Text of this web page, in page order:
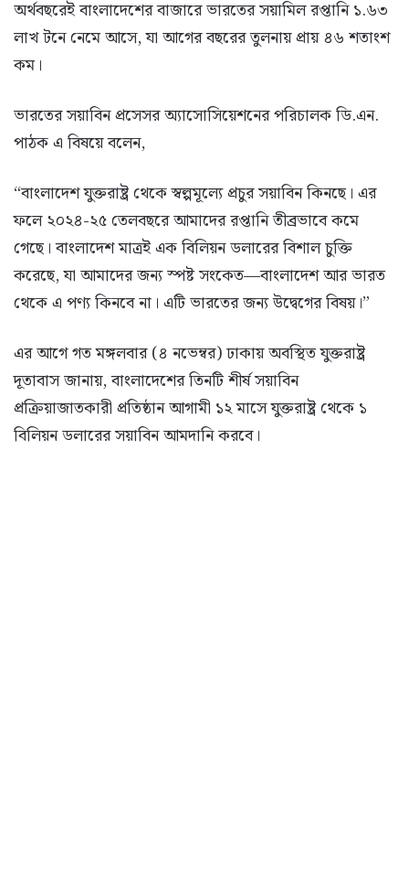
অর্থবছরেই বাংলাদেশের বাজারে ভারতের সয়ামিল রপ্তানি ১.৬৩
লাখ টনে নেমে আসে, যা আগের বছরের তুলনায় প্রায় ৪৬ শতাংশ
কম।
ভারতের সয়াবিন প্রসেসর অ্যাসোসিয়েশনের পরিচালক ডি.এন.
পাঠক এ বিষয়ে বলেন,
“বাংলাদেশ যুক্তরাষ্ট্র থেকে স্বল্পমূল্যে প্রচুর সয়াবিন কিনছে। এর
ফলে ২০২৪-২৫ তেলবছরে আমাদের রপ্তানি তীব্রভাবে কমে
গেছে। বাংলাদেশ মাত্রই এক বিলিয়ন ডলারের বিশাল চুক্তি
করেছে, যা আমাদের জন্য স্পষ্ট সংকেত—বাংলাদেশ আর ভারত
থেকে এ পণ্য কিনবে না। এটি ভারতের জন্য উদ্বেগের বিষয়।”
এর আগে গত মঙ্গলবার (৪ নভেম্বর) ঢাকায় অবস্থিত যুক্তরাষ্ট্র
দূতাবাস জানায়, বাংলাদেশের তিনটি শীর্ষ সয়াবিন
প্রক্রিয়াজাতকারী প্রতিষ্ঠান আগামী ১২ মাসে যুক্তরাষ্ট্র থেকে ১
বিলিয়ন ডলারের সয়াবিন আমদানি করবে।